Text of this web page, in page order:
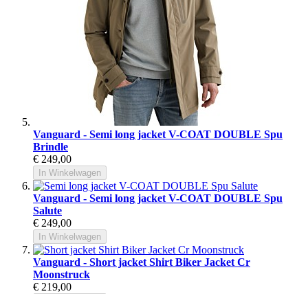
Vanguard - Semi long jacket V-COAT DOUBLE Spu
Brindle
€ 249,00
In Winkelwagen
Vanguard - Semi long jacket V-COAT DOUBLE Spu
Salute
€ 249,00
In Winkelwagen
Vanguard - Short jacket Shirt Biker Jacket Cr
Moonstruck
€ 219,00